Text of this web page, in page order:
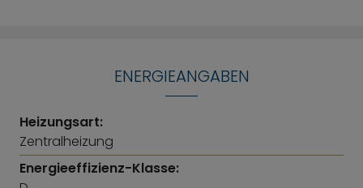
ENERGIEANGABEN
Heizungsart:
Zentralheizung
Energieeffizienz-Klasse: